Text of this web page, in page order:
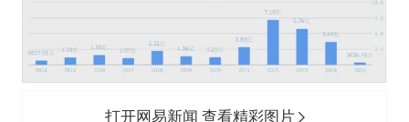
打开网易新闻 查看精彩图片